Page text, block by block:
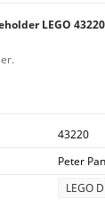
LEGO
43220
Peter
LEGO